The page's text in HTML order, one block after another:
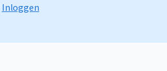
Inloggen